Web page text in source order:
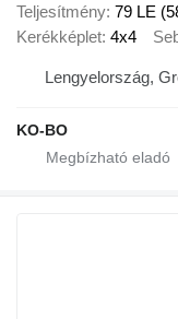
Teljesítmény 79 LE
Kerékképlet 4x4
Lengyelország,
KO-BO